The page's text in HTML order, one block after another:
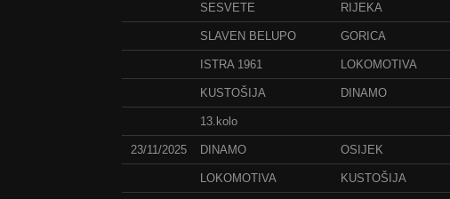
SESVETE RIJEKA
SLAVEN BELUPO GORICA
ISTRA 1961 LOKOMOTIVA
KUSTOŠIJA DINAMO
13.kolo
23/11/2025 DINAMO OSIJEK
LOKOMOTIVA KUSTOŠIJA